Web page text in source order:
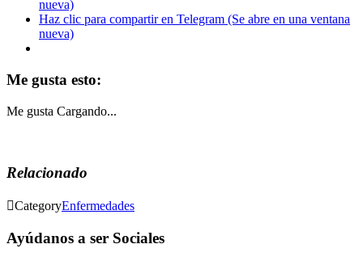
nueva)
Haz clic para compartir en Telegram (Se abre en una ventana
nueva)
Me gusta esto:
Me gusta Cargando...
Relacionado
CategoryEnfermedades
Ayúdanos a ser Sociales